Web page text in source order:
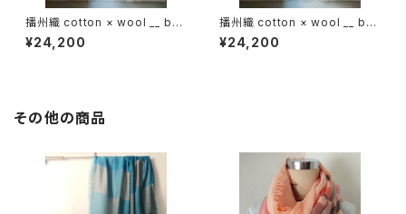
播州織 cotton × wool __ bor
der 220-120 火輪GK
¥24,200
播州織 cotton × wool __ bor
der 220-120 秋夕GK
¥24,200
その他の商品